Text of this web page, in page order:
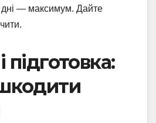
дні — максимум. Дайте
підготовка: